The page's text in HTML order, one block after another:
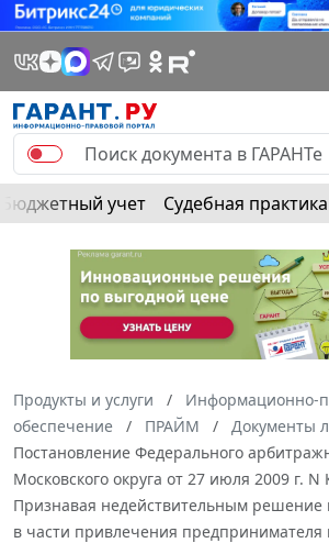
Бюджетный учет Судебная практика
Продукты и услуги
Информационно-
обеспечение
ПРАЙМ
Документы
Постановление Федерального
Московского округа от 27 июля 2009 г.
Признавая недействительным решение
в части привлечения предпринимателя